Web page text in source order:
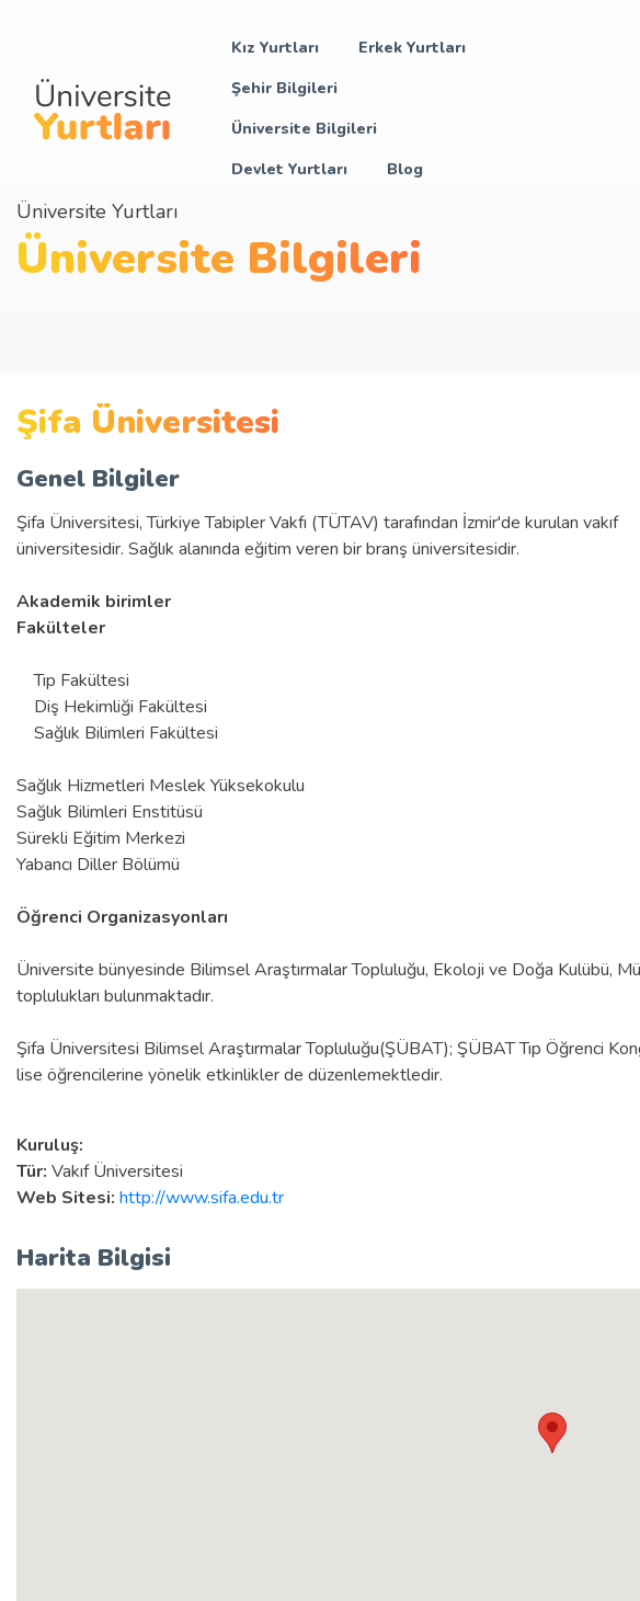
Kız Yurtları
Erkek Yurtları
Şehir Bilgileri
Üniversite Bilgileri
Devlet Yurtları
Blog
Üniversite Yurtları
Üniversite Bilgileri
Şifa Üniversitesi
Genel Bilgiler
Şifa Üniversitesi, Türkiye Tabipler Vakfı (TÜTAV) tarafından İzmir'de kurulan vakıf
üniversitesidir. Sağlık alanında eğitim veren bir branş üniversitesidir.
Akademik birimler
Fakülteler
Tıp Fakültesi
Diş Hekimliği Fakültesi
Sağlık Bilimleri Fakültesi
Sağlık Hizmetleri Meslek Yüksekokulu
Sağlık Bilimleri Enstitüsü
Sürekli Eğitim Merkezi
Yabancı Diller Bölümü
Öğrenci Organizasyonları
Üniversite bünyesinde Bilimsel Araştırmalar Topluluğu, Ekoloji ve Doğa Kulübü,
toplulukları bulunmaktadır.
Şifa Üniversitesi Bilimsel Araştırmalar Topluluğu(ŞÜBAT); ŞÜBAT Tıp Öğrenci
lise öğrencilerine yönelik etkinlikler de düzenlemektledir.
Kuruluş:
Tür: Vakıf Üniversitesi
Web Sitesi: http://www.sifa.edu.tr
Harita Bilgisi